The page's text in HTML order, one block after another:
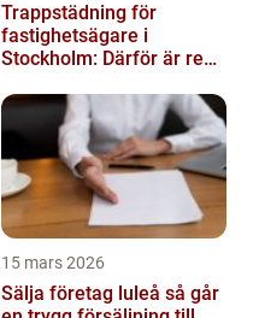
Trappstädning för
fastighetsägare i
Stockholm: Därför är rena
investering
15 mars 2026
Sälja företag luleå så går